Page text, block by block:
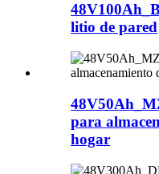
litio de pared
para
hogar